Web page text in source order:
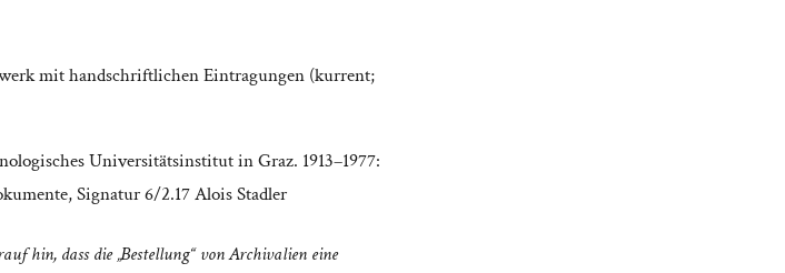
mit handschriftlichen Eintragungen (kurrent;
Universitätsinstitut in Graz. 1913–1977:
,Signatur 6/2.17 Alois Stadler
hin, dass die „Bestellung“ von Archivalien eine